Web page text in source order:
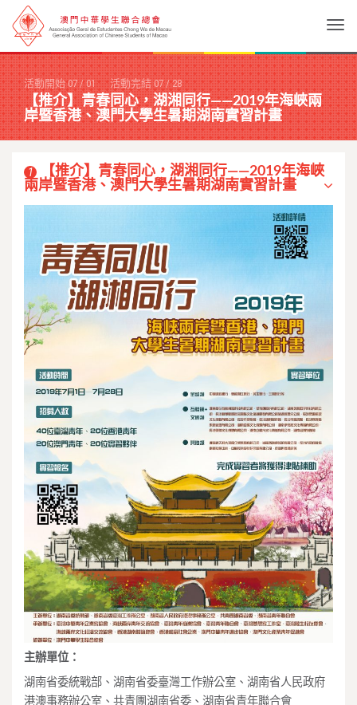
活動開始 07/01 活動完結 07/28
【推介】青春同心，湖湘同行——2019年海峽兩
岸暨香港、澳門大學生暑期湖南實習計畫
1
【推介】青春同心，湖湘同行——2019年海峽
兩岸暨香港、澳門大學生暑期湖南實習計畫
主辦單位：
湖南省委統戰部、湖南省委臺灣工作辦公室、湖南省人民政府
港澳事務辦公室、共青團湖南省委、湖南省青年聯合會